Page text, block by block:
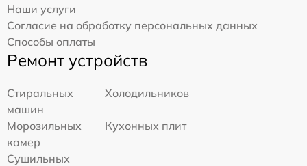
Наши услуги
Согласие на обработку персональных данных
Способы оплаты
Ремонт устройств
Стиральных
машин
Холодильников
Морозильных
камер
Кухонных плит
Сушильных